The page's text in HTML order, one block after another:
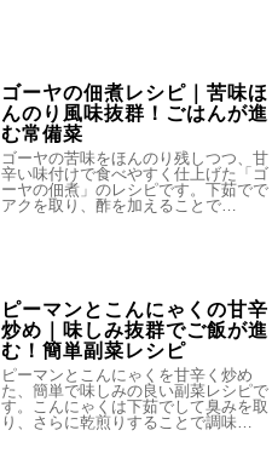
ゴーヤの佃煮レシピ｜苦味ほ
んのり風味抜群！ごはんが進
む常備菜
ゴーヤの苦味をほんのり残しつつ、甘
辛い味付けで食べやすく仕上げた「ゴ
ーヤの佃煮」のレシピです。下茹でで
アクを取り、酢を加えることで…
ピーマンとこんにゃくの甘辛
炒め｜味しみ抜群でご飯が進
む！簡単副菜レシピ
ピーマンとこんにゃくを甘辛く炒め
た、簡単で味しみの良い副菜レシピで
す。こんにゃくは下茹でして臭みを取
り、さらに乾煎りすることで調味…